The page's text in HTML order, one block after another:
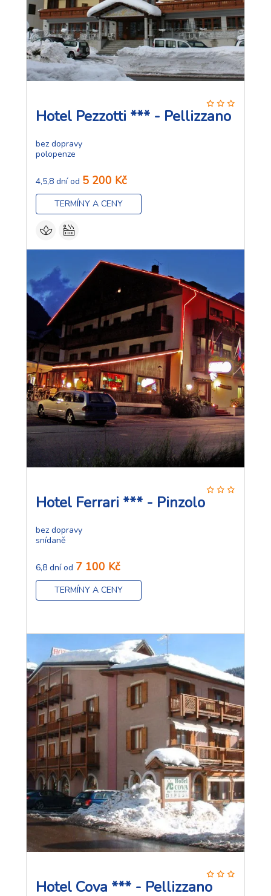
Hotel Pezzotti *** - Pellizzano
bez dopravy
polopenze
4,5,8 dní od 5 200 Kč
TERMÍNY A CENY
Hotel Ferrari *** - Pinzolo
bez dopravy
snídaně
6,8 dní od 7 100 Kč
TERMÍNY A CENY
Hotel Cova *** - Pellizzano